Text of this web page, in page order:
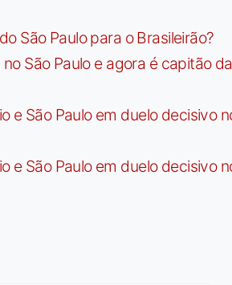
São Paulo para o Brasileirão?
São Paulo e agora é capitão da
e São Paulo em duelo decisivo
e São Paulo em duelo decisivo